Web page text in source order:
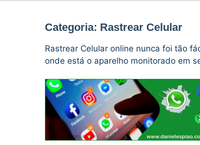
Categoria: Rastrear Celular
Rastrear Celular online nunca foi tão
onde está o aparelho monitorado em